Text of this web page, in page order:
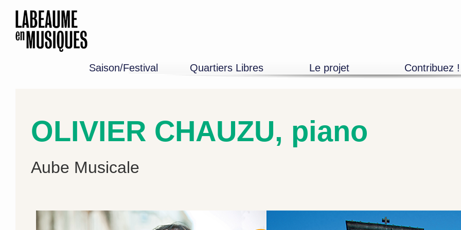
Saison/Festival Quartiers Libres Le projet Contribuez !
OLIVIER CHAUZU, piano
Aube Musicale